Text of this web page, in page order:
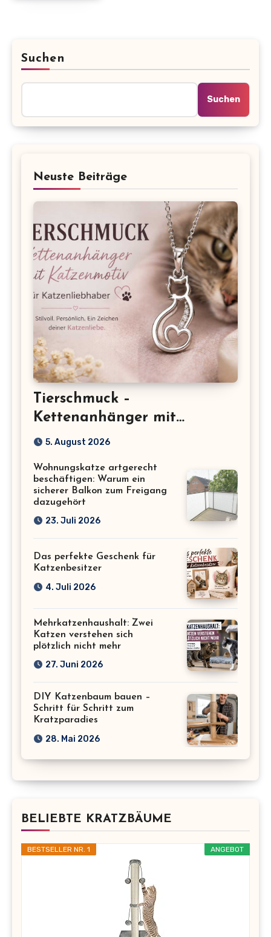
Suchen
Suchen
Neuste Beiträge
Tierschmuck –
Kettenanhänger mit
Katzenmotiv für
5. August 2026
Wohnungskatze artgerecht
beschäftigen: Warum ein
sicherer Balkon zum Freigang
dazugehört
23. Juli 2026
Das perfekte Geschenk für
Katzenbesitzer
4. Juli 2026
Mehrkatzenhaushalt: Zwei
Katzen verstehen sich
plötzlich nicht mehr
27. Juni 2026
DIY Katzenbaum bauen –
Schritt für Schritt zum
Kratzparadies
28. Mai 2026
BELIEBTE KRATZBÄUME
ANGEBOT
BESTSELLER NR. 1